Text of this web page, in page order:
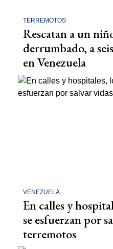
TERREMOTOS
Rescatan a un
derrumbado, a
en Venezuela
VENEZUELA
En calles y
se esfuerzan por
terremotos